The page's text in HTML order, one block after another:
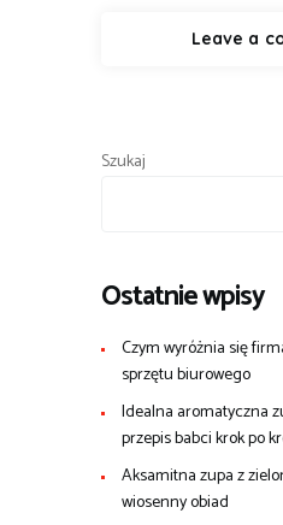
Szukaj
Ostatnie wpisy
Czym wyróżnia się
sprzętu biurowego
Idealna aromatyczna
przepis babci krok po
Aksamitna zupa z
wiosenny obiad